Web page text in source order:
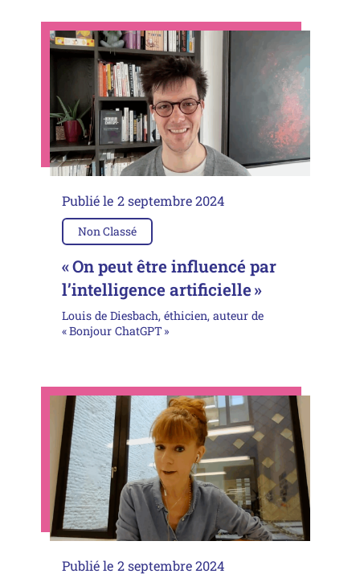
Publié le 2 septembre 2024
Non Classé
« On peut être influencé par
l’intelligence artificielle »
Louis de Diesbach, éthicien, auteur de
« Bonjour ChatGPT »
Publié le 2 septembre 2024